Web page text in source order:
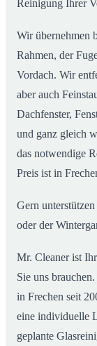
Reinigung Ihrer
Wir übernehmen
Rahmen, der
Vordach. Wir
aber auch
Dachfenster,
und ganz gleich
das notwendige
Preis ist in
Gern
oder der
Mr. Cleaner ist
Sie uns
in Frechen seit
eine individuelle
geplante